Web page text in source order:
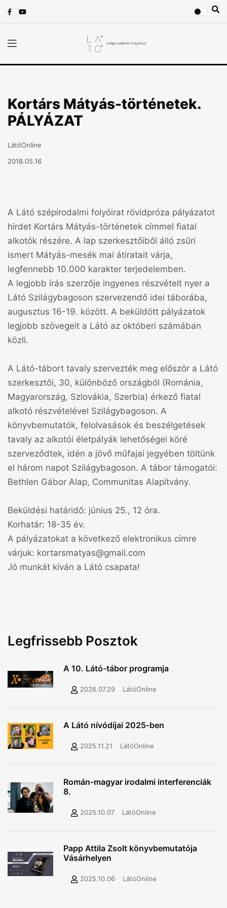
Kortárs Mátyás-történetek.
PÁLYÁZAT
LátóOnline
2018.05.16
A Látó szépirodalmi folyóirat rövidpróza pályázatot
hirdet Kortárs Mátyás-történetek címmel fiatal
alkotók részére. A lap szerkesztőiből álló zsűri
ismert Mátyás-mesék mai átiratait várja,
legfennebb 10.000 karakter terjedelemben.
A legjobb írás szerzője ingyenes részvételt nyer a
Látó Szilágybagoson szervezendő idei táborába,
augusztus 16-19. között. A beküldött pályázatok
legjobb szövegeit a Látó az októberi számában
közli.
A Látó-tábort tavaly szervezték meg először a Látó
szerkesztői, 30, különböző országból (Románia,
Magyarország, Szlovákia, Szerbia) érkező fiatal
alkotó részvételével Szilágybagoson. A
könyvbemutatók, felolvasások és beszélgetések
tavaly az alkotói életpályák lehetőségei köré
szerveződtek, idén a jövő műfajai jegyében töltünk
el három napot Szilágybagoson. A tábor támogatói:
Bethlen Gábor Alap, Communitas Alapítvány.
Beküldési határidő: június 25., 12 óra.
Korhatár: 18-35 év.
A pályázatokat a következő elektronikus címre
várjuk: kortarsmatyas@gmail.com
Jó munkát kíván a Látó csapata!
Legfrissebb Posztok
A 10. Látó-tábor programja
2026.07.29 LátóOnline
A Látó nívódíjai 2025-ben
2025.11.21 LátóOnline
Román-magyar irodalmi interferenciák
8.
2025.10.07 LátóOnline
Papp Attila Zsolt könyvbemutatója
Vásárhelyen
2025.10.06 LátóOnline